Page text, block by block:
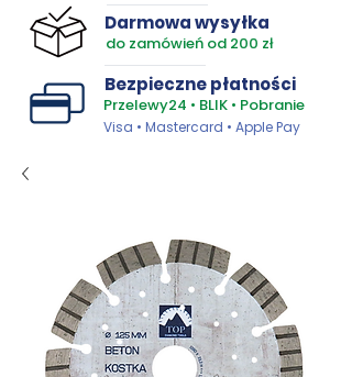
Darmowa wysyłka
do zamówień od 200 zł
Bezpieczne płatności
Przelewy24 • BLIK • Pobranie
Visa • Mastercard • Apple Pay